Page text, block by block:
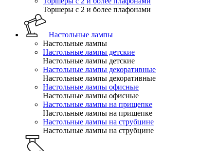
Торшеры с 2 и более плафонами
Настольные лампы
Настольные лампы
Настольные лампы детские
Настольные лампы детские
Настольные лампы декоративные
Настольные лампы декоративные
Настольные лампы офисные
Настольные лампы офисные
Настольные лампы на прищепке
Настольные лампы на прищепке
Настольные лампы на струбцине
Настольные лампы на струбцине